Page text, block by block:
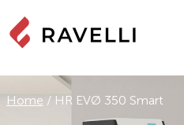
Home / HR EVØ 350 Smart